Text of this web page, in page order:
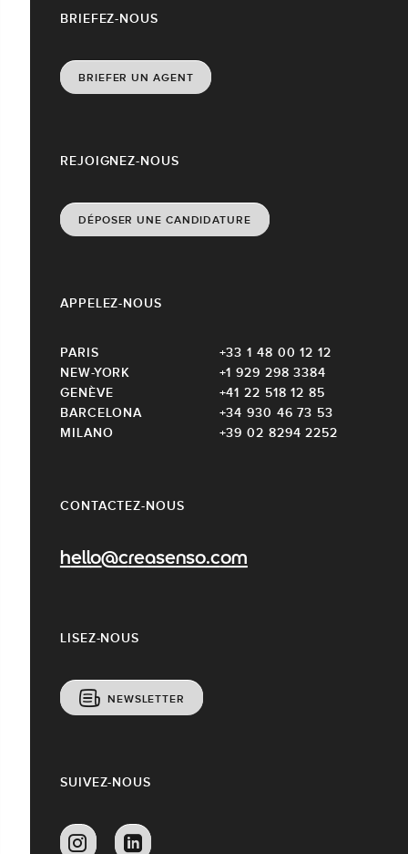
CONTACTEZ-NOUS
hello@creasenso.com
REJOIGNEZ-NOUS
DÉPOSER UNE CANDIDATURE
LISEZ-NOUS
NEWSLETTER
APPELEZ-NOUS
PARIS
+33 1 48 00 12 12
NEW-YORK
+1 929 298 3384
GENÈVE
+41 22 518 12 85
BARCELONA
+34 930 46 73 53
MILANO
+39 02 8294 2252
BRIEFEZ-NOUS
BRIEFER UN AGENT
SUIVEZ-NOUS